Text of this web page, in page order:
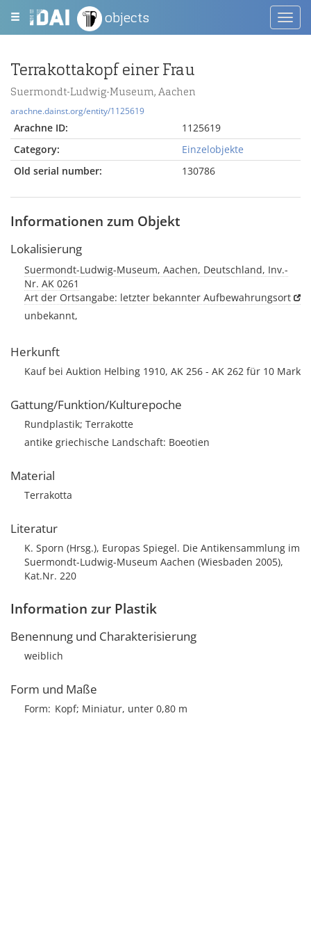
objects
Terrakottakopf einer Frau
Suermondt-Ludwig-Museum, Aachen
arachne.dainst.org/entity/1125619
Arachne ID:
1125619
Category:
Einzelobjekte
Old serial number:
130786
Informationen zum Objekt
Lokalisierung
Suermondt-Ludwig-Museum, Aachen, Deutschland, Inv.-
Nr. AK 0261
Art der Ortsangabe: letzter bekannter Aufbewahrungsort
unbekannt,
Herkunft
Kauf bei Auktion Helbing 1910, AK 256 - AK 262 für 10 Mark
Gattung/Funktion/Kulturepoche
Rundplastik; Terrakotte
antike griechische Landschaft: Boeotien
Material
Terrakotta
Literatur
K. Sporn (Hrsg.), Europas Spiegel. Die Antikensammlung im
Suermondt-Ludwig-Museum Aachen (Wiesbaden 2005),
Kat.Nr. 220
Information zur Plastik
Benennung und Charakterisierung
weiblich
Form und Maße
Form Kopf; Miniatur, unter 0,80 m